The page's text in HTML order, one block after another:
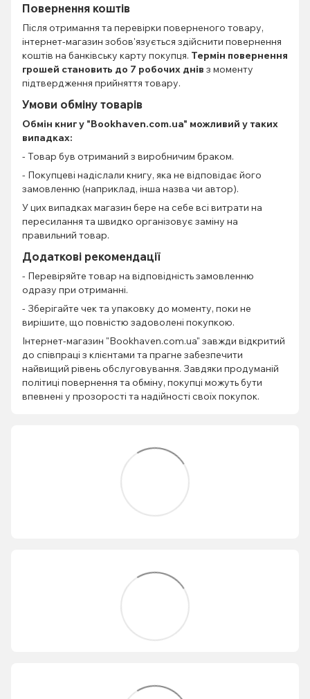
Повернення коштів
Після отримання та перевірки поверненого товару,
інтернет-магазин зобов'язується здійснити повернення
коштів на банківську карту покупця. Термін повернення
грошей становить до 7 робочих днів з моменту
підтвердження прийняття товару.
Умови обміну товарів
Обмін книгу "Bookhaven.com.ua" можливий у таких
випадках:
- Товар був отриманий з виробничим браком.
- Покупцеві надіслали книгу, яка не відповідає його
замовленню (наприклад, інша назва чи автор).
У цих випадках магазин бере на себе всі витрати на
пересилання та швидко організовує заміну на
правильний товар.
Додаткові рекомендації
- Перевіряйте товар на відповідність замовленню
одразу при отриманні.
- Зберігайте чек та упаковку до моменту, поки не
вирішите, що повністю задоволені покупкою.
Інтернет-магазин "Bookhaven.com.ua" завжди відкритий
до співпраці з клієнтами та прагне забезпечити
найвищий рівень обслуговування. Завдяки продуманій
політиці повернення та обміну, покупці можуть бути
впевнені у прозорості та надійності своїх покупок.